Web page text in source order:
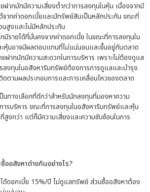
ฝากมักมีความเสี่ยงต่ำกว่าการลงทุนในหุ้น เนื่องจากมี
จากค่าดอกเบี้ยและมีทรัพย์สินเป็นหลักประกัน ขณะที่
สูงและไม่มีหลักประกัน
มีรายได้ที่มั่นคงจากค่าดอกเบี้ย ในขณะที่การลงทุนใน
หุ้นอาจมีผลตอบแทนที่ไม่แน่นอนและขึ้นอยู่กับตลาด
ยฝากมักมีความสะดวกในการบริหาร เพราะไม่ต้องดูแล
งทุนในอสังหาริมทรัพย์ต้องการการดูแลและบำรุง
ตามผลประกอบการและการเคลื่อนไหวของตลาด
นทางเลือกที่ดีกว่าสำหรับนักลงทุนที่มองหาความ
ารบริหาร ขณะที่การลงทุนในอสังหาริมทรัพย์และหุ้น
สูงกว่า แต่ก็มีความเสี่ยงและความซับซ้อนในการ
อสังหาต่างกันอย่างไร?
ได้ดอกเบี้ย 15%/ปี ไม่ดูแลทรัพย์ ส่วนซื้ออสังหาต้อง